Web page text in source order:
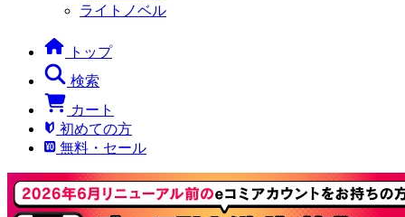
ライトノベル
トップ
検索
カート
初めての方
無料・セール